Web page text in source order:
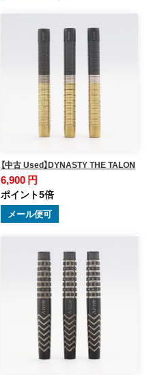
【中古 Used】DYNASTY THE TALON
6,900 円
ポイント5倍
メール便可